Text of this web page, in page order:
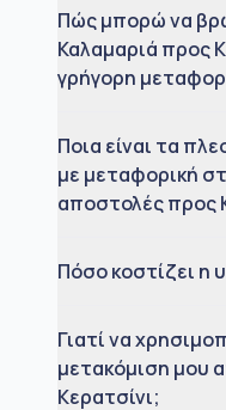
Πώς μπορώ να
Καλαμαριά προς
γρήγορη
Ποια είναι τα
με μεταφορική
αποστολές προς
Πόσο κοστίζει η
Γιατί να
μετακόμιση μου
Κερατσίνι;